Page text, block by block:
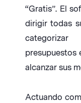
“Gratis”. El
dirigir todas
presupuestos
alcanzar sus
Actuando